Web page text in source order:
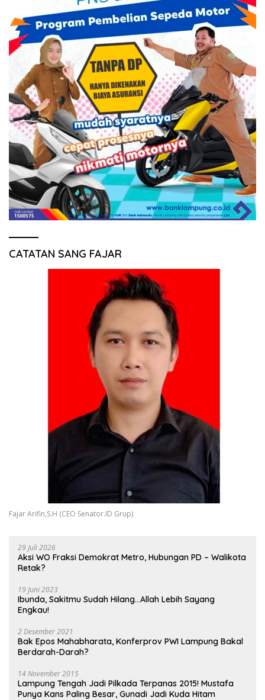
CATATAN SANG FAJAR
Fajar Arifin,S.H (CEO Senator.ID Grup)
29 Juli 2026
Aksi WO Fraksi Demokrat Metro, Hubungan PD – Walikota
Retak?
19 Juni 2023
Ibunda, Sakitmu Sudah Hilang…Allah Lebih Sayang
Engkau!
2 Desember 2021
Bak Epos Mahabharata, Konferprov PWI Lampung Bakal
Berdarah-Darah?
14 November 2015
Lampung Tengah Jadi Pilkada Terpanas 2015! Mustafa
Punya Kans Paling Besar, Gunadi Jadi Kuda Hitam